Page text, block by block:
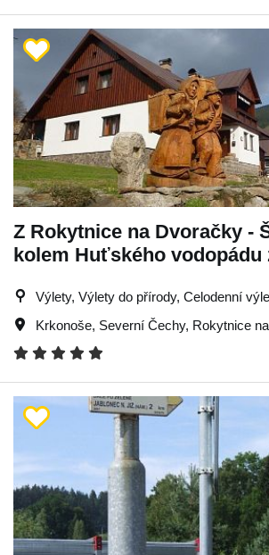
Z Rokytnice na Dvoračky -
kolem Huťského vodopádu
Výlety, Výlety do přírody, Celodenní
Krkonoše, Severní Čechy, Rokytnice